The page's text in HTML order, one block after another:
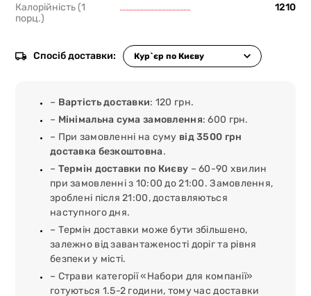
Калорійність (1
порц.)
1210
Спосіб доставки:
– Вартість доставки: 120 грн.
– Мінімальна сума замовлення: 600 грн.
– При замовленні на суму від 3500 грн
доставка безкоштовна.
– Термін доставки по Києву – 60-90 хвилин
при замовленні з 10:00 до 21:00. Замовлення,
зроблені після 21:00, доставляються
наступного дня.
– Термін доставки може бути збільшено,
залежно від завантаженості доріг та рівня
безпеки у місті.
– Страви категорії «Набори для компанії»
готуються 1.5-2 години, тому час доставки